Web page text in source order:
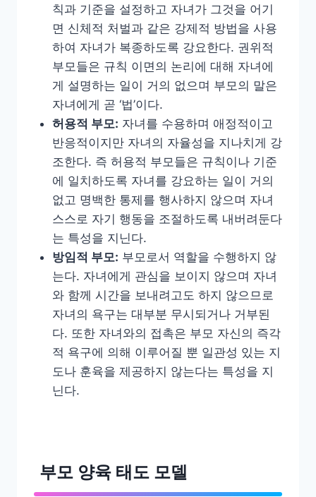
칙과 기준을 설정하고 자녀가 그것을 어기
면 신체적 처벌과 같은 강제적 방법을 사용
하여 자녀가 복종하도록 강요한다. 권위적
부모들은 규칙 이면의 논리에 대해 자녀에
게 설명하는 일이 거의 없으며 부모의 말은
자녀에게 곧 ‘법’이다.
허용적 부모: 자녀를 수용하며 애정적이고
반응적이지만 자녀의 자율성을 지나치게 강
조한다. 즉 허용적 부모들은 규칙이나 기준
에 일치하도록 자녀를 강요하는 일이 거의
없고 명백한 통제를 행사하지 않으며 자녀
스스로 자기 행동을 조절하도록 내버려둔다
는 특성을 지닌다.
방임적 부모: 부모로서 역할을 수행하지 않
는다. 자녀에게 관심을 보이지 않으며 자녀
와 함께 시간을 보내려고도 하지 않으므로
자녀의 욕구는 대부분 무시되거나 거부된
다. 또한 자녀와의 접촉은 부모 자신의 즉각
적 욕구에 의해 이루어질 뿐 일관성 있는 지
도나 훈육을 제공하지 않는다는 특성을 지
닌다.
부모 양육 태도 모델